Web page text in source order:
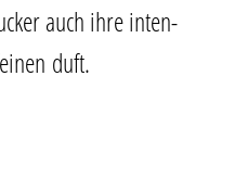
auch ihre inten­
duft.